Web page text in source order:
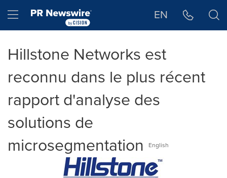
Hamburger menu EN
Hillstone Networks est
reconnu dans le plus récent
rapport d'analyse des
solutions de
microsegmentation
English